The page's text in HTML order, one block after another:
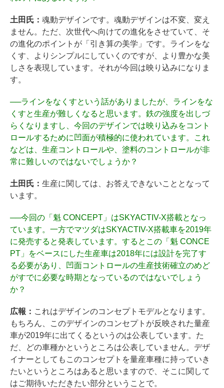
土田氏： 魂動デザインです。魂動デザインは不変、変え
ません。ただ、次世代へ向けての進化をさせていて、そ
の進化のポイントが「引き算の美学」です。ラインをな
くす、よりシンプルにしていくのですが、より豊かな美
しさを表現しています。それが今回は映り込みになりま
す。
──ラインをなくすという話がありましたが、ラインをな
くすと生産が難しくなると思います。鉄の強度を出しづ
らくなりますし、今回のデザインでは映り込みをコント
ロールするために凹面が積極的に使われています。これ
などは、生産コントロールや、塗料のコントロールが非
常に難しいのではないでしょうか？
土田氏： 生産に関しては、お答えできないこととなって
います。
──今回の「魁 CONCEPT」はSKYACTIV-X搭載となっ
ています。一方でマツダはSKYACTIV-X搭載車を2019年
に発売すると発表しています。するとこの「魁 CONCE
PT」をベースにした生産車は2018年には設計を完了す
る必要があり、凹面コントロールの生産技術確立のめど
がすでに必要な時期となっているのではないでしょう
か？
広報： これはデザインのコンセプトモデルとなります。
もちろん、このデザインのコンセプトが反映された量産
車が2019年に出てくるというのは公表しています。た
だ、どの車種かというところは公表していません。デザ
イナーとしてもこのコンセプトを量産車種に持っていき
たいというところはあると思いますので、そこに関して
はご期待いただきたい部分ということで。